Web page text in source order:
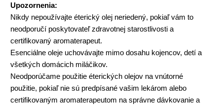
Upozornenia:
Nikdy nepoužívajte éterický olej neriedený, pokiaľ vám to
neodporučí poskytovateľ zdravotnej starostlivosti a
certifikovaný aromaterapeut.
Esenciálne oleje uchovávajte mimo dosahu kojencov, detí a
všetkých domácich miláčikov.
Neodporúčame použitie éterických olejov na vnútorné
použitie, pokiaľ nie sú predpísané vašim lekárom alebo
certifikovaným aromaterapeutom na správne dávkovanie a